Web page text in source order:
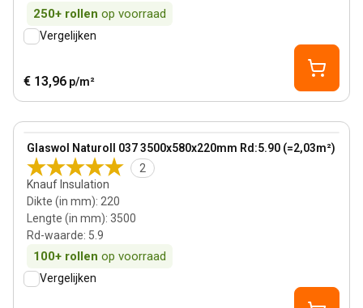
250+ rollen op voorraad
Vergelijken
€ 13,96 p/m²
Glaswol Naturoll 037 3500x580x220mm Rd:5.90 (=2,03m²)
2
Knauf Insulation
Dikte (in mm): 220
Lengte (in mm): 3500
Rd-waarde: 5.9
100+ rollen op voorraad
View product
Vergelijken